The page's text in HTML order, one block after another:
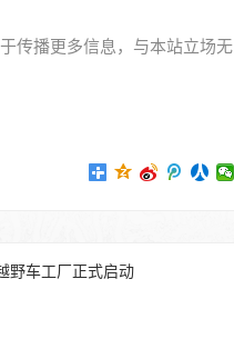
传播更多信息，与本站立场无
野车工厂正式启动